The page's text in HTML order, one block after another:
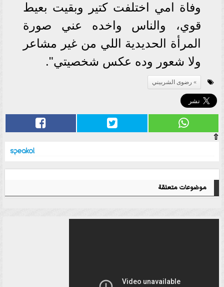
وفاة امي اختلفت كتير وبقيت بعيط
قوي، والناس واخده عني صورة
المرأة الحديدية اللي من غير مشاعر
ولا شعور وده عكس شخصيتي".
رضوى الشربيني
⇧
موضوعات متعلقة